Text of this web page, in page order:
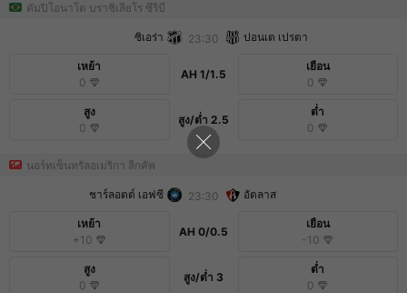
คัมปิโอนาโต บราซิเลียโร ซีรีบี
ซิเอร่า 23:30 ปอนเต เปรตา
เหย้า
0
AH 1/1.5
เยือน
0
สูง
0
สูง/ต่ำ 2.5
ต่ำ
0
นอร์ทเซ็นทรัลอเมริกา ลีกคัพ
ชาร์ลอตต์ เอฟซี 23:30 อัตลาส
เหย้า
+10
AH 0/0.5
เยือน
-10
สูง
0
สูง/ต่ำ 3
ต่ำ
0